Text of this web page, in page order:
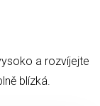
a rozvíjejte
blízká.